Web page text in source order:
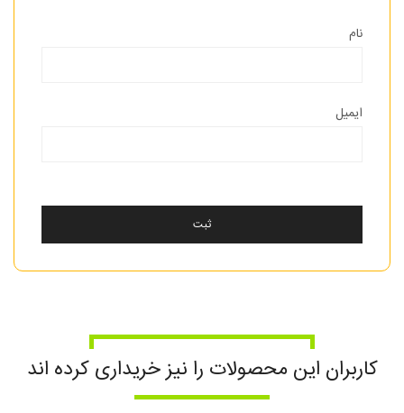
نام
ایمیل
کاربران این محصولات را نیز خریداری کرده اند